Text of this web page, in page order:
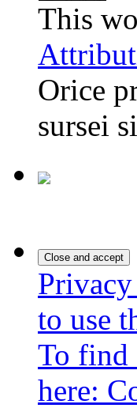
This
Orice
sursei
to use
To find
here: